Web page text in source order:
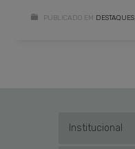
PUBLICADO EM DESTAQUES
Institucional